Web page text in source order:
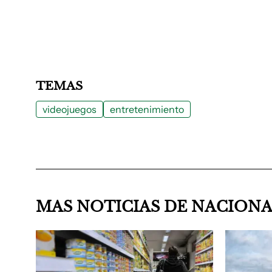
TEMAS
videojuegos entretenimiento
MAS NOTICIAS DE